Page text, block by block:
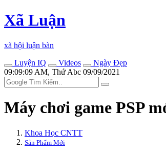
Xã Luận
xã hội luận bàn
Luyện IQ
Videos
Ngày Đẹp
09:09:09 AM, Thứ Abc 09/09/2021
Máy chơi game PSP
Khoa Học CNTT
Sản Phẩm Mới